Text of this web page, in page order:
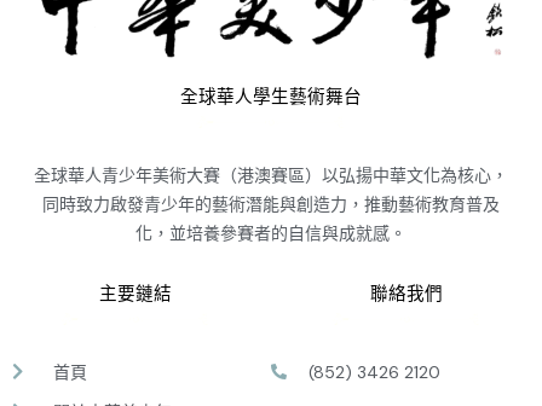
全球華人學生藝術舞台
全球華人青少年美術大賽（港澳賽區）以弘揚中華文化為核心，
同時致力啟發青少年的藝術潛能與創造力，推動藝術教育普及
化，並培養參賽者的自信與成就感。
主要鏈結
首頁
聯絡我們
(852) 3426 2120